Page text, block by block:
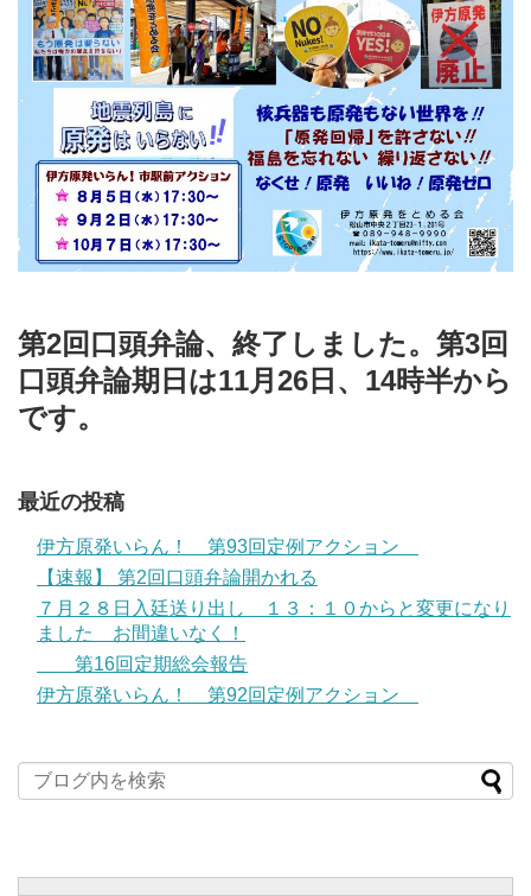
第2回口頭弁論、終了しました。第3回
口頭弁論期日は11月26日、14時半から
です。
最近の投稿
伊方原発いらん！ 第93回定例アクション
【速報】 第2回口頭弁論開かれる
７月２８日入廷送り出し １３：１０からと変更になり
ました お間違いなく！
第16回定期総会報告
伊方原発いらん！ 第92回定例アクション